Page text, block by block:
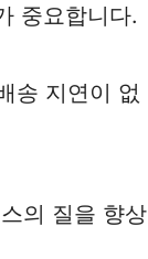
중요합니다.
송 지연이 없
의 질을 향상